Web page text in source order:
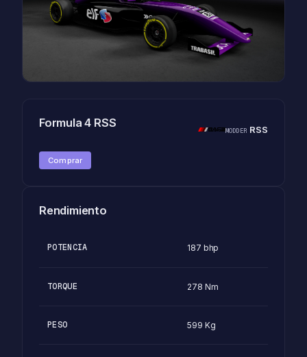
Formula 4 RSS
MODDER RSS
Comprar
Rendimiento
POTENCIA 187 bhp
TORQUE 278 Nm
PESO 599 Kg